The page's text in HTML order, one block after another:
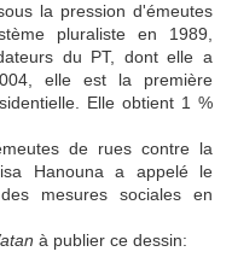
la pression d'émeutes
pluraliste en 1989,
du PT, dont elle a
elle est la première
Elle obtient 1 %
de rues contre la
Hanouna a appelé le
mesures sociales en
à publier ce dessin: